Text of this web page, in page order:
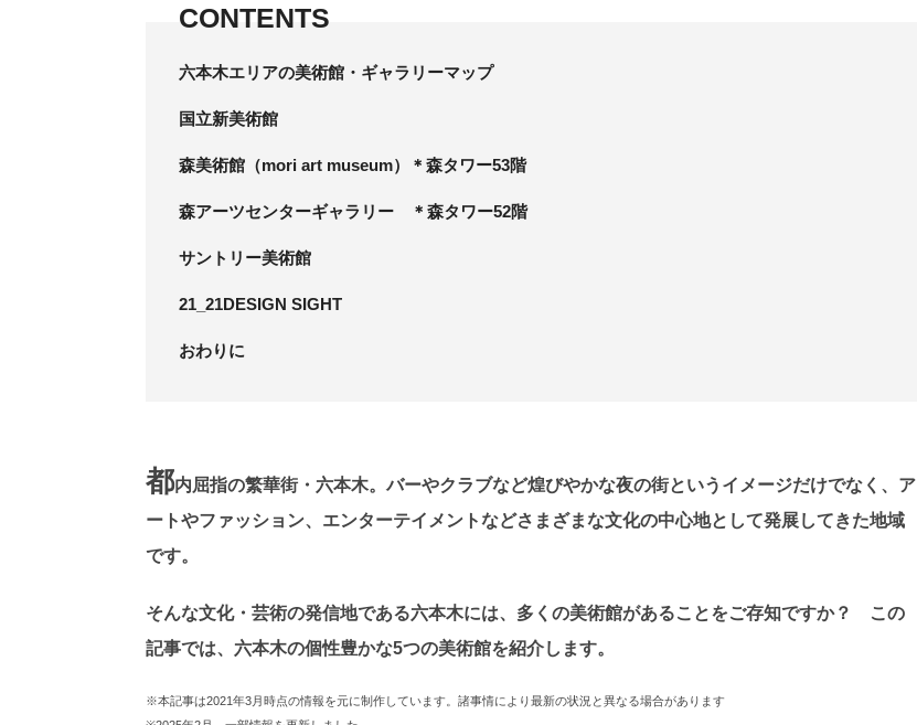
CONTENTS
六本木エリアの美術館・ギャラリーマップ
国立新美術館
森美術館（mori art museum）＊森タワー53階
森アーツセンターギャラリー ＊森タワー52階
サントリー美術館
21_21DESIGN SIGHT
おわりに
都内屈指の繁華街・六本木。バーやクラブなど煌びやかな夜の街というイメージだけでなく、ア
ートやファッション、エンターテイメントなどさまざまな文化の中心地として発展してきた地域
です。
そんな文化・芸術の発信地である六本木には、多くの美術館があることをご存知ですか？ この
記事では、六本木の個性豊かな5つの美術館を紹介します。
※本記事は2021年3月時点の情報を元に制作しています。諸事情により最新の状況と異なる場合があります